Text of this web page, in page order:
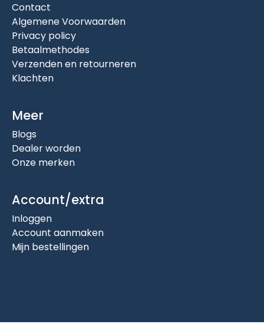
Contact
Algemene Voorwaarden
Privacy policy
Betaalmethodes
Verzenden en retourneren
Klachten
Meer
Blogs
Dealer worden
Onze merken
Account/extra
Inloggen
Account aanmaken
Mijn bestellingen